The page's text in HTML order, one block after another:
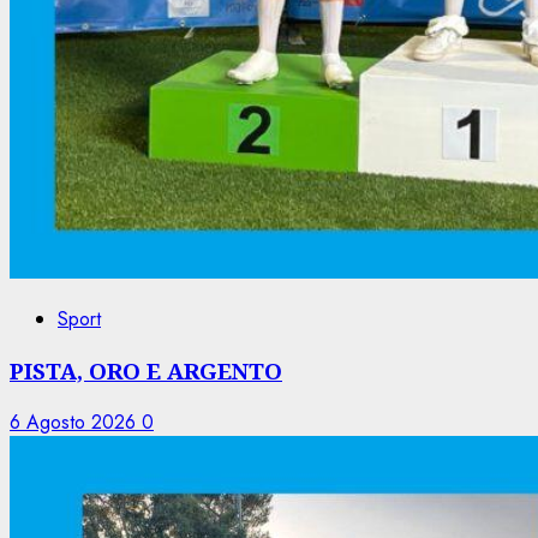
Sport
PISTA, ORO E ARGENTO
6 Agosto 2026 0